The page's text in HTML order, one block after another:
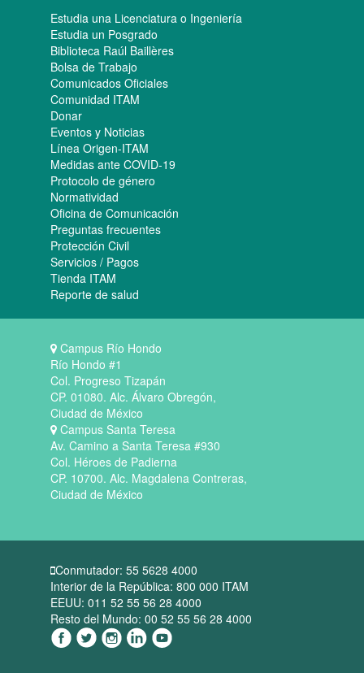
Estudia una Licenciatura o Ingeniería
Estudia un Posgrado
Biblioteca Raúl Baillères
Bolsa de Trabajo
Comunicados Oficiales
Comunidad ITAM
Donar
Eventos y Noticias
Línea Origen-ITAM
Medidas ante COVID-19
Protocolo de género
Normatividad
Oficina de Comunicación
Preguntas frecuentes
Protección Civil
Servicios / Pagos
Tienda ITAM
Reporte de salud
Campus Río Hondo
Río Hondo #1
Col. Progreso Tizapán
CP. 01080. Alc. Álvaro Obregón,
Ciudad de México
Campus Santa Teresa
Av. Camino a Santa Teresa #930
Col. Héroes de Padierna
CP. 10700. Alc. Magdalena Contreras,
Ciudad de México
Conmutador: 55 5628 4000
Interior de la República: 800 000 ITAM
EEUU: 011 52 55 56 28 4000
Resto del Mundo: 00 52 55 56 28 4000